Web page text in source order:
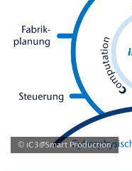
© iC3@Smart Production